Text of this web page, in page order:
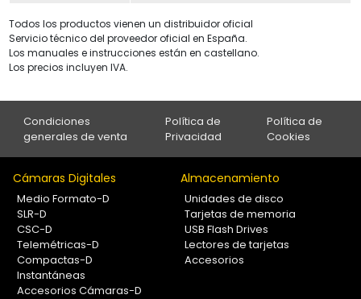
Todos los productos vienen un distribuidor oficial
Servicio técnico del proveedor oficial en España.
Los manuales e instrucciones están en castellano.
Los precios incluyen IVA.
Condiciones
generales de venta
Política de
Privacidad
Política de
Cookies
Cámaras Digitales
Medio Formato-D
SLR-D
CSC-D
Telemétricas-D
Compactas-D
Instantáneas
Accesorios Cámaras-D
Almacenamiento
Unidades de disco
Tarjetas de memoria
USB Flash Drives
Lectores de tarjetas
Accesorios